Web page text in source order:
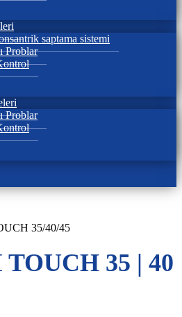
saptama sistemi
Problar
Problar
35/40/45
35 | 40